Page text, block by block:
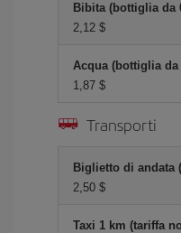
Bibita (bottiglia da
2,12 $
Acqua (bottiglia da
1,87 $
Transporti
Biglietto di andata
2,50 $
Taxi 1 km (tariffa